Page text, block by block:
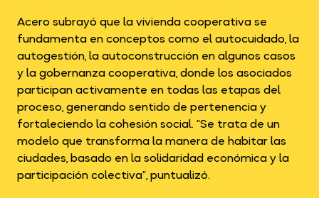
Acero subrayó que la vivienda cooperativa se
fundamenta en conceptos como el autocuidado, la
autogestión, la autoconstrucción en algunos casos
y la gobernanza cooperativa, donde los asociados
participan activamente en todas las etapas del
proceso, generando sentido de pertenencia y
fortaleciendo la cohesión social. “Se trata de un
modelo que transforma la manera de habitar las
ciudades, basado en la solidaridad económica y la
participación colectiva”, puntualizó.